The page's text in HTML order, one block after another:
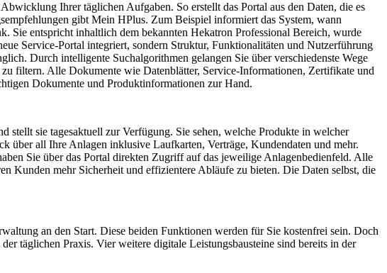
Ihrer täglichen Aufgaben. So erstellt das Portal aus den Daten, die es
gibt Mein HPlus. Zum Beispiel informiert das System, wann
Sie entspricht inhaltlich dem bekannten Hekatron Professional Bereich, wurde
Service-Portal integriert, sondern Struktur, Funktionalitäten und Nutzerführung
Durch intelligente Suchalgorithmen gelangen Sie über verschiedenste Wege
filtern. Alle Dokumente wie Datenblätter, Service-Informationen, Zertifikate und
Dokumente und Produktinformationen zur Hand.
sie tagesaktuell zur Verfügung. Sie sehen, welche Produkte in welcher
über all Ihre Anlagen inklusive Laufkarten, Verträge, Kundendaten und mehr.
Sie über das Portal direkten Zugriff auf das jeweilige Anlagenbedienfeld. Alle
Kunden mehr Sicherheit und effizientere Abläufe zu bieten. Die Daten selbst, die
an den Start. Diese beiden Funktionen werden für Sie kostenfrei sein. Doch
täglichen Praxis. Vier weitere digitale Leistungsbausteine sind bereits in der